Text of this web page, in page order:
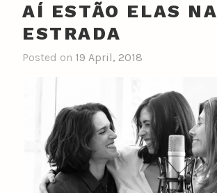
AÍ ESTÃO ELAS NA
ESTRADA
Posted on 19 April, 2018